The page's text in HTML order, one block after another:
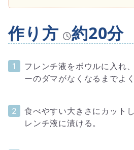
作り方 約20分
フレンチ液をボウルに入れ
ーのダマがなくなるまでよく
食べやすい大きさにカット
レンチ液に漬ける。